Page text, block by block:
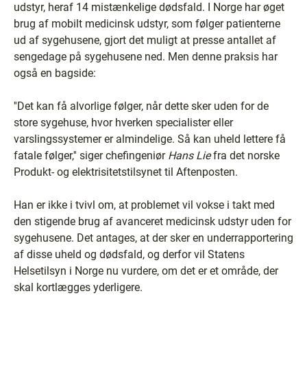
udstyr, heraf 14 mistænkelige dødsfald. I Norge har øget
brug af mobilt medicinsk udstyr, som følger patienterne
ud af sygehusene, gjort det muligt at presse antallet af
sengedage på sygehusene ned. Men denne praksis har
også en bagside:
''Det kan få alvorlige følger, når dette sker uden for de
store sygehuse, hvor hverken specialister eller
varslingssystemer er almindelige. Så kan uheld lettere få
fatale følger,'' siger chefingeniør Hans Liefra det norske
Produkt- og elektrisitetstilsynet til Aftenposten.
Han er ikke i tvivl om, at problemet vil vokse i takt med
den stigende brug af avanceret medicinsk udstyr uden for
sygehusene. Det antages, at der sker en underrapportering
af disse uheld og dødsfald, og derfor vil Statens
Helsetilsyn i Norge nu vurdere, om det er et område, der
skal kortlægges yderligere.